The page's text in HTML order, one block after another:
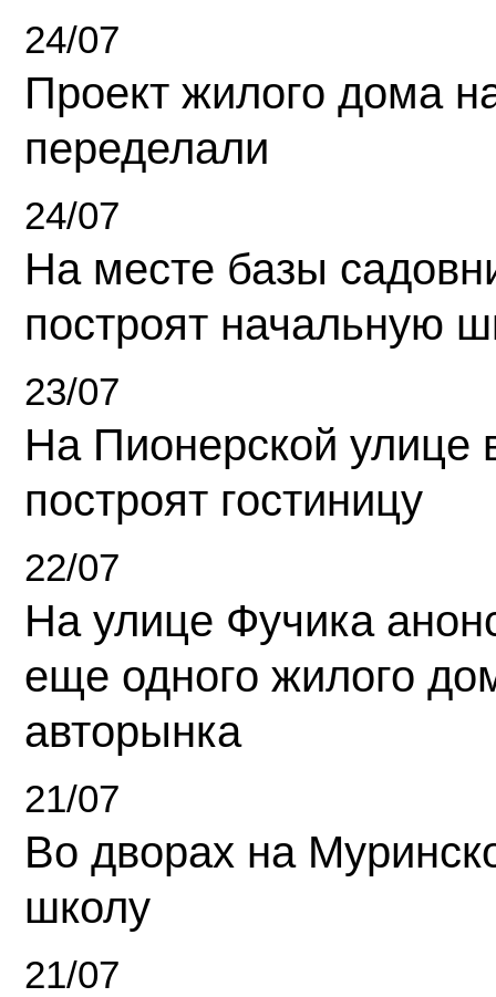
24/07
Проект жилого дома
переделали
24/07
На месте базы
построят начальную
23/07
На Пионерской улице
построят гостиницу
22/07
На улице Фучика
еще одного жилого
авторынка
21/07
Во дворах на
школу
21/07